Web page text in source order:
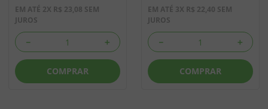
EM ATÉ 2X R$ 23,08 SEM
JUROS
＋
－
COMPRAR
EM ATÉ 3X R$ 22,40 SEM
JUROS
＋
－
COMPRAR